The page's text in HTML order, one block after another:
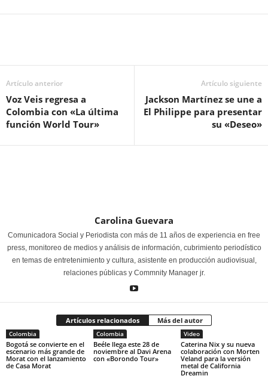
Artículo anterior
Voz Veis regresa a
Colombia con «La última
función World Tour»
Artículo siguiente
Jackson Martínez se une a
El Philippe para presentar
su «Deseo»
Carolina Guevara
Comunicadora Social y Periodista con más de 11 años de experiencia en free
press, monitoreo de medios y análisis de información, cubrimiento periodístico
en temas de entretenimiento y cultura, asistente en producción audiovisual,
relaciones públicas y Commnity Manager jr.
Artículos relacionados Más del autor
Colombia
Bogotá se convierte en el
escenario más grande de
Morat con el lanzamiento
de Casa Morat
Colombia
Beéle llega este 28 de
noviembre al Davi Arena
con «Borondo Tour»
Video
Caterina Nix y su nueva
colaboración con Morten
Veland para la versión
metal de California
Dreamin